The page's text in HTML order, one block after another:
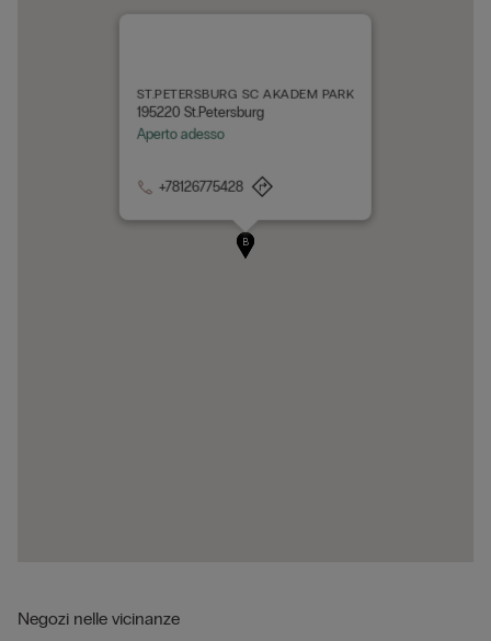
A
B
ST.PETERSBURG SC AKADEM PARK
195220 St.Petersburg
Aperto adesso
+78126775428
Negozi nelle vicinanze